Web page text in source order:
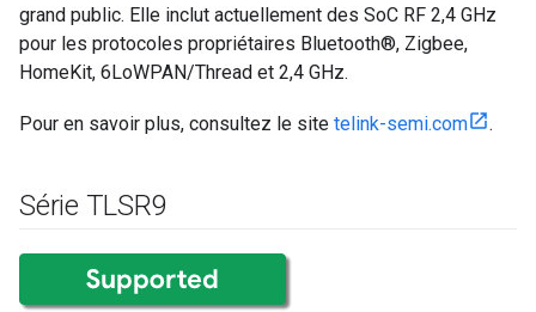
grand public. Elle inclut actuellement des SoC RF 2,4 GHz
pour les protocoles propriétaires Bluetooth®, Zigbee,
HomeKit, 6LoWPAN/Thread et 2,4 GHz.
Pour en savoir plus, consultez le site telink-semi.com .
Série TLSR9